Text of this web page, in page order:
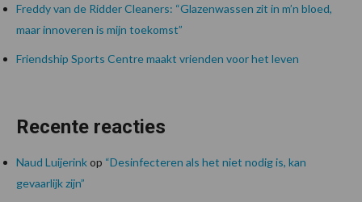
Freddy van de Ridder Cleaners: “Glazenwassen zit in m’n bloed,
maar innoveren is mijn toekomst”
Friendship Sports Centre maakt vrienden voor het leven
Recente reacties
Naud Luijerinkop “Desinfecteren als het niet nodig is, kan
gevaarlijk zijn”